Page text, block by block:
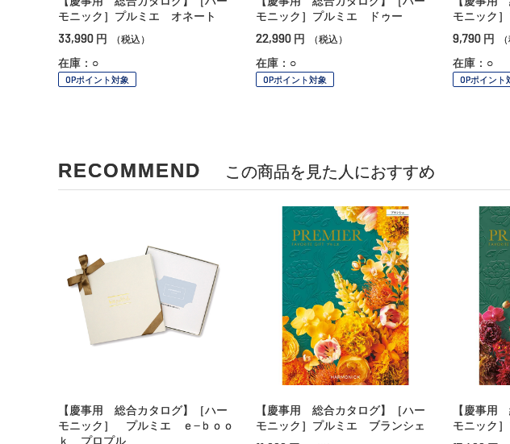
モニック］プルミエ オネート
33,990 円 （税込）
在庫：○
OPポイント対象
モニック］プルミエ ドゥー
22,990 円 （税込）
在庫：○
OPポイント対象
モニック
9,790 円
在庫：○
OPポイント
RECOMMEND この商品を見た人におすすめ
【慶事用 総合カタログ】［ハー
モニック］ プルミエ ｅ−ｂｏｏ
ｋ プロプル
【慶事用 総合カタログ】［ハー
モニック］プルミエ ブランシェ
【慶事用
モニック